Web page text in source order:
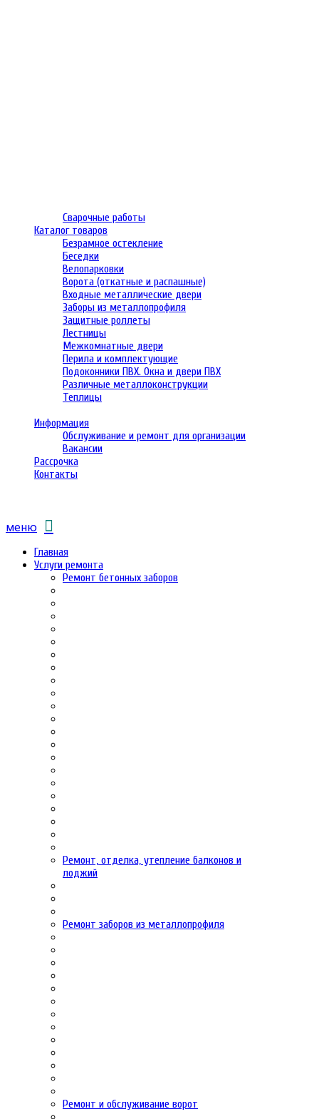
Сварочные работы
Каталог товаров
Безрамное остекление
Беседки
Велопарковки
Ворота (откатные и распашные)
Входные металлические двери
Заборы из металлопрофиля
Защитные роллеты
Лестницы
Межкомнатные двери
Перила и комплектующие
Подоконники ПВХ. Окна и двери ПВХ
Различные металлоконструкции
Теплицы
Информация
Обслуживание и ремонт для организации
Вакансии
Рассрочка
Контакты
меню
Главная
Услуги ремонта
Ремонт бетонных заборов
Ремонт, отделка, утепление балконов и
лоджий
Ремонт заборов из металлопрофиля
Ремонт и обслуживание ворот